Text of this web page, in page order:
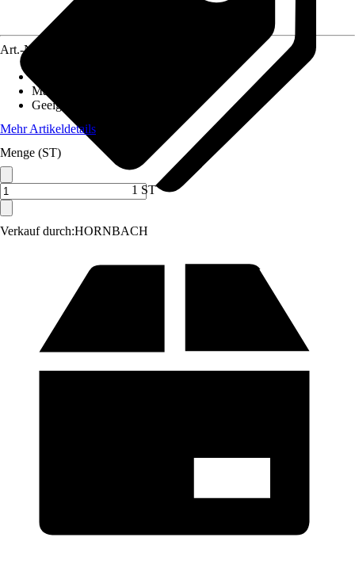
Verkauf durch:HORNBACH
Art.-Nr.
Material
Geeignet für
Mehr Artikeldetails
Menge (ST)
1 ST